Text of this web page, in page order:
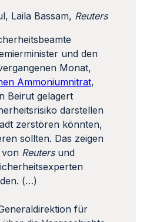
Laila Bassam, Reuters
und den
Monat,
Ammoniumnitrat,
Beirut gelagert
darstellen
zerstören könnten,
sollten. Das zeigen
von Reutersund
(…)
für